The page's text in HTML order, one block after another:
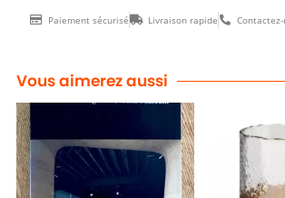
Isamu
ποσότητα
Paiement sécurisé Livraison rapide
Vous aimerez aussi